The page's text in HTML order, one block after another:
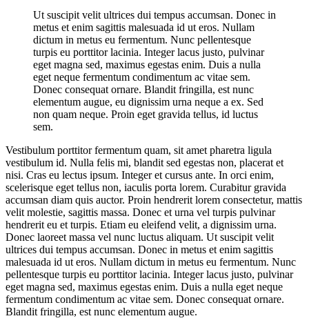
Ut suscipit velit ultrices dui tempus accumsan. Donec in
metus et enim sagittis malesuada id ut eros. Nullam
dictum in metus eu fermentum. Nunc pellentesque
turpis eu porttitor lacinia. Integer lacus justo, pulvinar
eget magna sed, maximus egestas enim. Duis a nulla
eget neque fermentum condimentum ac vitae sem.
Donec consequat ornare. Blandit fringilla, est nunc
elementum augue, eu dignissim urna neque a ex. Sed
non quam neque. Proin eget gravida tellus, id luctus
sem.
Vestibulum porttitor fermentum quam, sit amet pharetra ligula
vestibulum id. Nulla felis mi, blandit sed egestas non, placerat et
nisi. Cras eu lectus ipsum. Integer et cursus ante. In orci enim,
scelerisque eget tellus non, iaculis porta lorem. Curabitur gravida
accumsan diam quis auctor. Proin hendrerit lorem consectetur, mattis
velit molestie, sagittis massa. Donec et urna vel turpis pulvinar
hendrerit eu et turpis. Etiam eu eleifend velit, a dignissim urna.
Donec laoreet massa vel nunc luctus aliquam. Ut suscipit velit
ultrices dui tempus accumsan. Donec in metus et enim sagittis
malesuada id ut eros. Nullam dictum in metus eu fermentum. Nunc
pellentesque turpis eu porttitor lacinia. Integer lacus justo, pulvinar
eget magna sed, maximus egestas enim. Duis a nulla eget neque
fermentum condimentum ac vitae sem. Donec consequat ornare.
Blandit fringilla, est nunc elementum augue.